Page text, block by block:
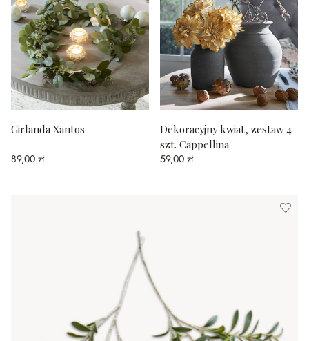
Girlanda Xantos
89,00 zł
Dekoracyjny kwiat, zestaw 4
szt. Cappellina
59,00 zł